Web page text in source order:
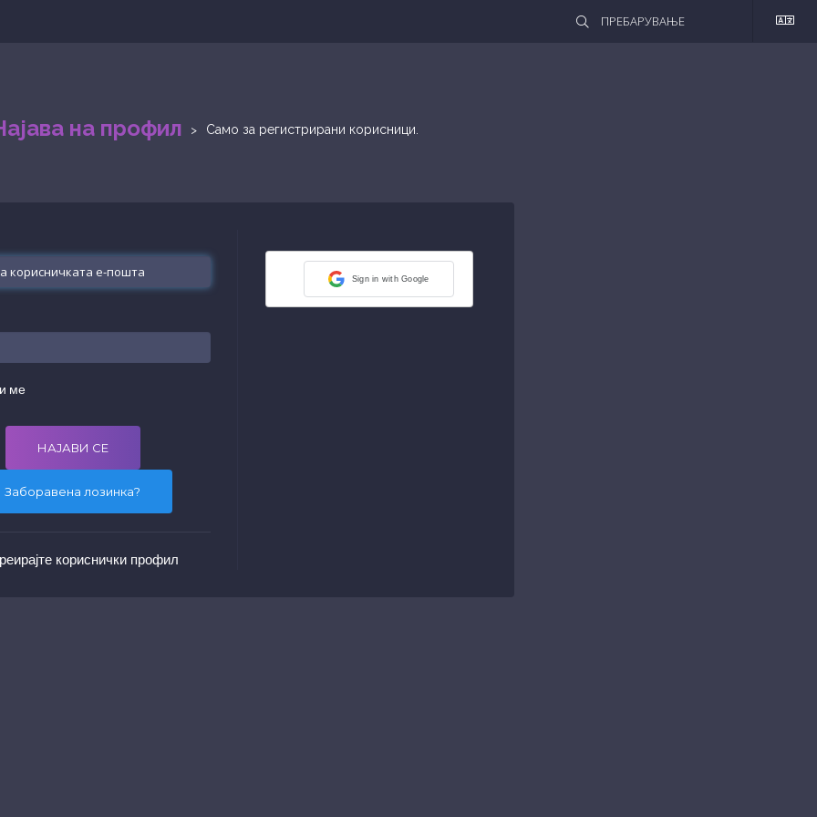
на профил Само за регистрирани корисници.
ме
Заборавена лозинка?
кориснички профил
Sign in with Google